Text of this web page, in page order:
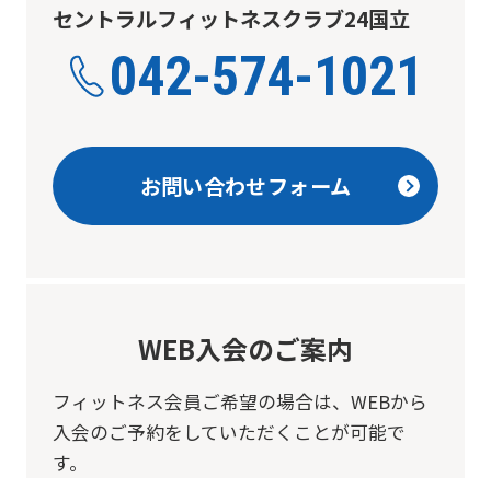
セントラルフィットネスクラブ24国立
042-574-1021
お問い合わせフォーム
WEB入会のご案内
フィットネス会員ご希望の場合は、 WEBから
入会のご予約をしていただくことが可能で
す。
Automatic